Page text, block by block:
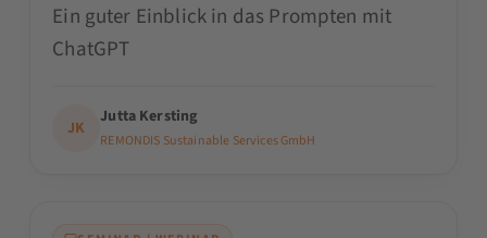
Ein guter Einblick in das Prompten mit
ChatGPT
JK
Jutta Kersting
REMONDIS Sustainable Services GmbH